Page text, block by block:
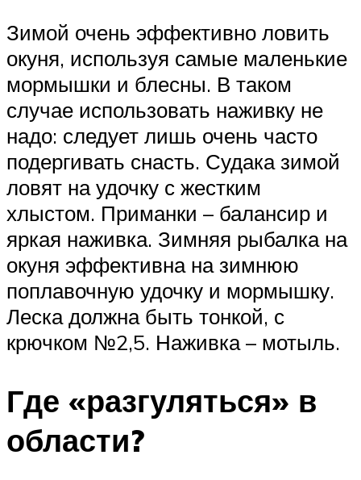
Зимой очень эффективно ловить
окуня, используя самые маленькие
мормышки и блесны. В таком
случае использовать наживку не
надо: следует лишь очень часто
подергивать снасть. Судака зимой
ловят на удочку с жестким
хлыстом. Приманки – балансир и
яркая наживка. Зимняя рыбалка на
окуня эффективна на зимнюю
поплавочную удочку и мормышку.
Леска должна быть тонкой, с
крючком №2,5. Наживка – мотыль.
Где «разгуляться» в
области?